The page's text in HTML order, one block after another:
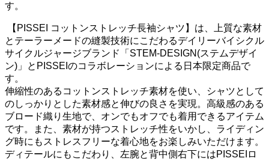
す。
【PISSEI コットンストレッチ長袖シャツ】は、上質な素材
とテーラーメードの縫製技術にこだわるデイリーバイシクル
サイクルジャージブランド「STEM-DESIGN(ステムデザイ
ン)」とPISSEIのコラボレーションによる日本限定商品で
す。
伸縮性のあるコットンストレッチ素材を使い、シャツとして
のしっかりとした素材感と伸びの良さを実現。高級感のある
ブロード織り生地で、オンでもオフでも着用できるアイテム
です。また、素材が持つストレッチ性をいかし、ライディン
グ時にもストレスフリーな着心地をお楽しみいただけます。
ディテールにもこだわり、左腕と背中側右下にはPISSEIロ